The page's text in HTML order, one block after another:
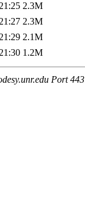
2.3M
2.3M
2.1M
1.2M
Port 443